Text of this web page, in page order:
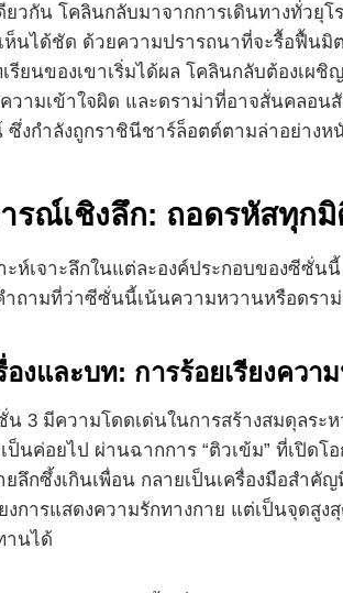
วกัน โคลินกลับมาจากการเดินทางทั่วยุโ
ห็นได้ชัด ด้วยความปรารถนาที่จะรื้อฟื้นมิ
รียนของเขาเริ่มได้ผล โคลินกลับต้องเผ
วามเข้าใจผิด และดราม่าที่อาจสั่นคลอน
ซึ่งกำลังถูกราชินีชาร์ล็อตต์ตามล่าอย่างห
รณ์เชิงลึก: ถอดรหัสทุก
ะห์เจาะลึกในแต่ละองค์ประกอบของซีซั่น
ำถามที่ว่าซีซั่นนี้เน้นความหวานหรือดรา
องและบท: การร้อยเรียงควา
3 มีความโดดเด่นในการสร้างสมดุลระ
ป็นค่อยไป ผ่านฉากการ “ติวเข้ม” ที่เปิด
ลึกซึ้งเกินเพื่อน กลายเป็นเครื่องมือสำคั
งการแสดงความรักทางกาย แต่เป็นจุดสู
านได้